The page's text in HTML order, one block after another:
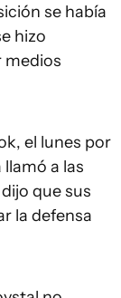
se había
hizo
medios
el lunes por
a las
que sus
la defensa